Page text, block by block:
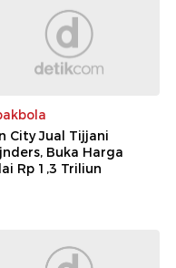
City Jual Tijjani
Buka Harga
Rp 1,3 Triliun